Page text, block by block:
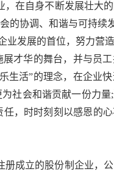
在自身不断发展壮大
的协调、和谐与可持续发
发展的首位，努力营
才华的舞台，并与员
生活”的理念，在企业
社会和谐贡献一份力量
，时时刻刻以感恩的
成立的股份制企业，